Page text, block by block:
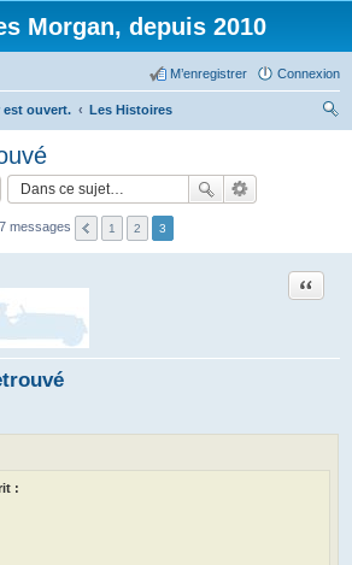
Morgan, depuis 2010
Connexion
M’enregistrer
est ouvert.
Les Histoires
messages 1 2 3
Citation
: